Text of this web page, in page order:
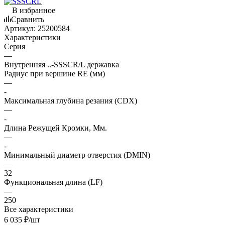
В избранное
Сравнить
Артикул: 25200584
Характеристики
Серия
—
Внутренняя ..-SSSCR/L державка
Радиус при вершине RE (мм)
—
-
Максимальная глубина резания (CDX)
—
-
Длина Режущей Кромки, Мм.
—
-
Минимальный диаметр отверстия (DMIN)
—
32
Функциональная длина (LF)
—
250
Все характеристики
6 035 ₽/шт